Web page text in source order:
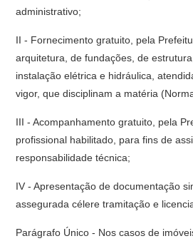
administrativo;
II - Fornecimento gratuito, pela
arquitetura, de fundações, de
instalação elétrica e hidráulica,
vigor, que disciplinam a matéria
III - Acompanhamento gratuito, pela
profissional habilitado, para fins de
responsabilidade técnica;
IV - Apresentação de documentação
assegurada célere tramitação e
Parágrafo Único - Nos casos de